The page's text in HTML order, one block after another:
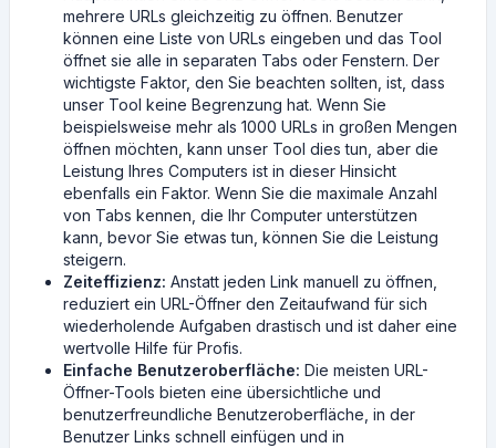
mehrere URLs gleichzeitig zu öffnen. Benutzer
können eine Liste von URLs eingeben und das Tool
öffnet sie alle in separaten Tabs oder Fenstern. Der
wichtigste Faktor, den Sie beachten sollten, ist, dass
unser Tool keine Begrenzung hat. Wenn Sie
beispielsweise mehr als 1000 URLs in großen Mengen
öffnen möchten, kann unser Tool dies tun, aber die
Leistung Ihres Computers ist in dieser Hinsicht
ebenfalls ein Faktor. Wenn Sie die maximale Anzahl
von Tabs kennen, die Ihr Computer unterstützen
kann, bevor Sie etwas tun, können Sie die Leistung
steigern.
Zeiteffizienz: Anstatt jeden Link manuell zu öffnen,
reduziert ein URL-Öffner den Zeitaufwand für sich
wiederholende Aufgaben drastisch und ist daher eine
wertvolle Hilfe für Profis.
Einfache Benutzeroberfläche: Die meisten URL-
Öffner-Tools bieten eine übersichtliche und
benutzerfreundliche Benutzeroberfläche, in der
Benutzer Links schnell einfügen und in